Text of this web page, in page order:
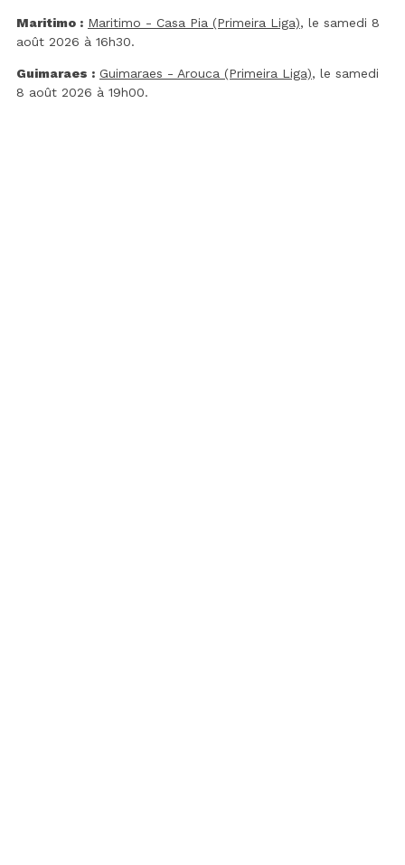
Maritimo : Maritimo - Casa Pia (Primeira Liga), le samedi 8
août 2026 à 16h30.
Guimaraes : Guimaraes - Arouca (Primeira Liga), le samedi
8 août 2026 à 19h00.